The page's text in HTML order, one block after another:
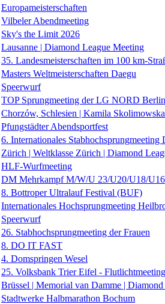
Europameisterschaften
Vilbeler Abendmeeting
Sky's the Limit 2026
Lausanne | Diamond League Meeting
35. Landesmeisterschaften im 100 km-
Masters Weltmeisterschaften Daegu
Speerwurf
TOP Sprungmeeting der LG NORD Berlin
Chorzów, Schlesien | Kamila
Pfungstädter Abendsportfest
6. Internationales Stabhochsprungmeeting
Zürich | Weltklasse Zürich | Diamond
HLF-Wurfmeeting
DM Mehrkampf M/W/U 23/U20/U18/U16
8. Bottroper Ultralauf Festival (BUF)
Internationales Hochsprungmeeting
Speerwurf
26. Stabhochsprungmeeting der Frauen
8. DO IT FAST
4. Domspringen Wesel
25. Volksbank Trier Eifel -
Brüssel | Memorial van Damme |
Stadtwerke Halbmarathon Bochum